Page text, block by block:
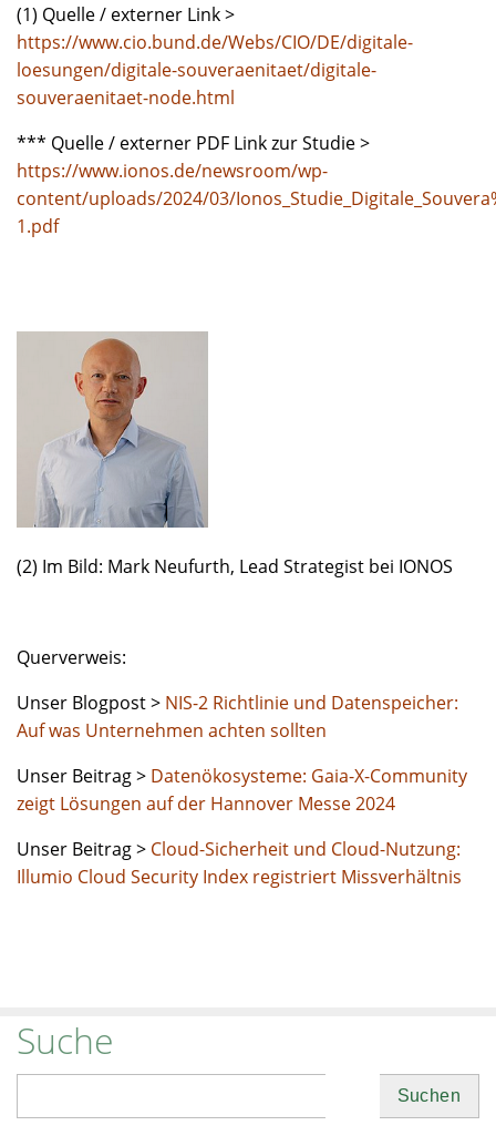
(1) Quelle / externer Link >
https://www.cio.bund.de/Webs/CIO/DE/digitale-
loesungen/digitale-souveraenitaet/digitale-
souveraenitaet-node.html
*** Quelle / externer PDF Link zur Studie >
https://www.ionos.de/newsroom/wp-
content/uploads/2024/03/
1.pdf
(2) Im Bild: Mark Neufurth, Lead Strategist bei IONOS
Querverweis:
Unser Blogpost > NIS-2 Richtlinie und Datenspeicher:
Auf was Unternehmen achten sollten
Unser Beitrag > Datenökosysteme: Gaia-X-Community
zeigt Lösungen auf der Hannover Messe 2024
Unser Beitrag > Cloud-Sicherheit und Cloud-Nutzung:
Illumio Cloud Security Index registriert Missverhältnis
Suche